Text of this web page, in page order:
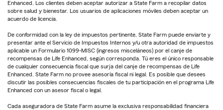
Enhanced. Los clientes deben aceptar autorizar a State Farm a recopilar datos
sobre salud y bienestar. Los usuarios de aplicaciones móviles deben aceptar un
acuerdo de licencia.
De conformidad con la ley de impuestos pertinente, State Farm puede enviarte y
presentar ante el Servicio de Impuestos Internos y/u otra autoridad de impuestos
aplicable un Formulario 1099-MISC (ingresos misceláneos) por el canje de
recompensas de Life Enhanced, según corresponda. Tú eres el único responsable
de cualquier consecuencia fiscal que surja del canje de recompensas de Life
Enhanced. State Farm no provee asesoría fiscal ni legal. Es posible que desees
discutir las posibles consecuencias fiscales de tu participación en el programa Life
Enhanced con un asesor fiscal o legal.
Cada aseguradora de State Farm asume la exclusiva responsabilidad financiera